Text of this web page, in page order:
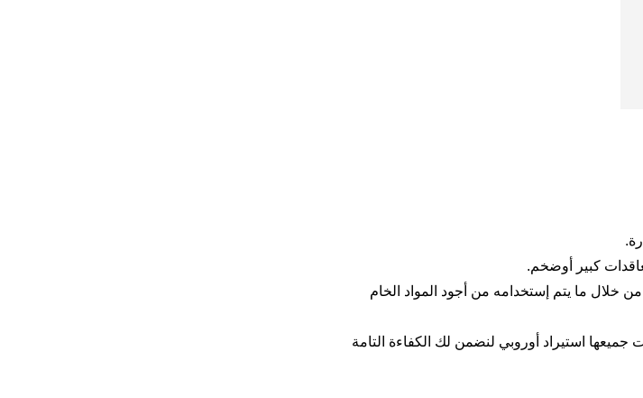
كبير أوضخم.
ما يتم إستخدامه من أجود المواد الخام
استيراد أوروبي لنضمن لك الكفاءة التامة